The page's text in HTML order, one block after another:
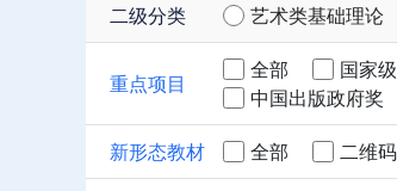
二级分类 艺术类基础理论
重点项目
全部 国家
中国出版政府奖
新形态教材 全部 二维